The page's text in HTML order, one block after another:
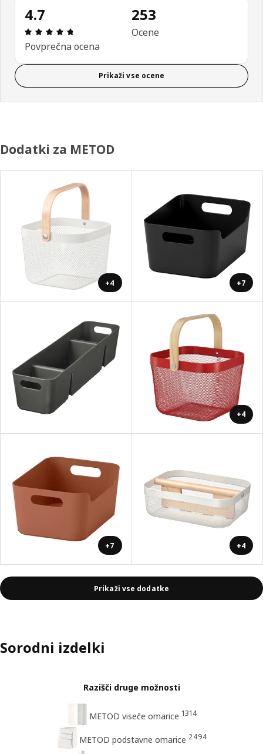
4.7
Ocena in komentar: 4.7 od skupno 5 zvezdic.
Povprečna ocena
253
Ocene
Prikaži vse ocene
Dodatki za METOD
+4 +7
+4
+7 +4
Prikaži vse dodatke
Sorodni izdelki
Razišči druge možnosti
METOD viseče omarice 1314
METOD podstavne omarice 2494